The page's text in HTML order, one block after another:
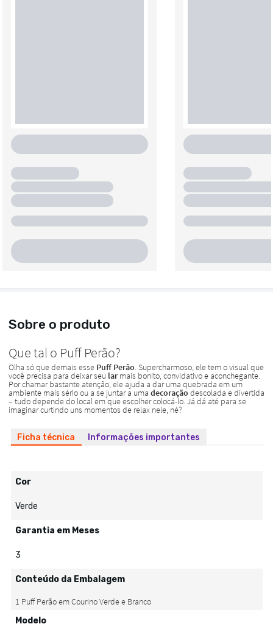
Sobre o produto
Ficha técnica Informações importantes
Cor
Verde
Garantia em Meses
3
Conteúdo da Embalagem
Modelo